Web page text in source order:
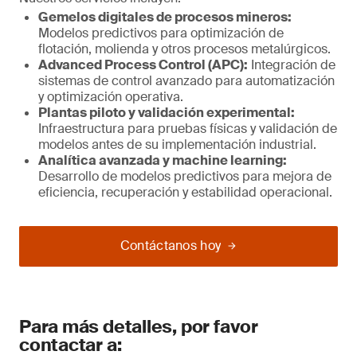
Gemelos digitales de procesos mineros:
Modelos predictivos para optimización de
flotación, molienda y otros procesos metalúrgicos.
Advanced Process Control (APC): Integración de
sistemas de control avanzado para automatización
y optimización operativa.
Plantas piloto y validación experimental:
Infraestructura para pruebas físicas y validación de
modelos antes de su implementación industrial.
Analítica avanzada y machine learning:
Desarrollo de modelos predictivos para mejora de
eficiencia, recuperación y estabilidad operacional.
Contáctanos hoy
Para más detalles, por favor
contactar a: